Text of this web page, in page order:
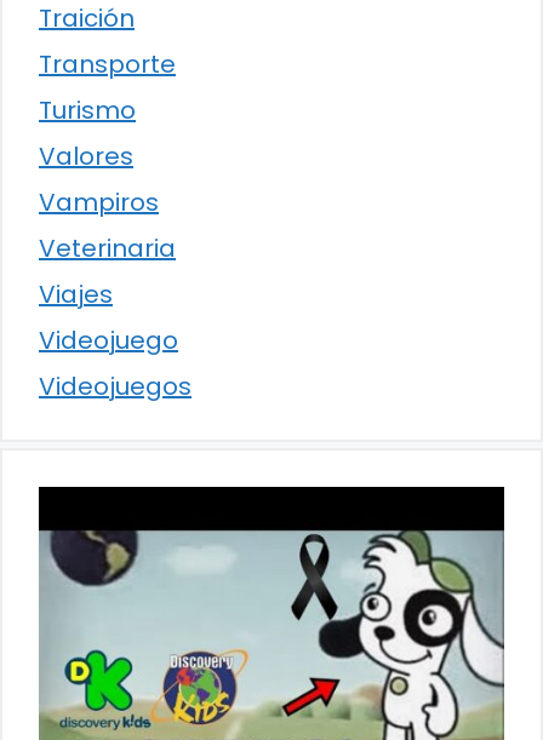
Traición
Transporte
Turismo
Valores
Vampiros
Veterinaria
Viajes
Videojuego
Videojuegos